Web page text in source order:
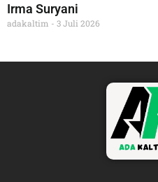
Irma Suryani
adakaltim 3 Juli 2026